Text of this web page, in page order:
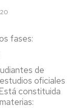
fases:
de
oficiales
constituida